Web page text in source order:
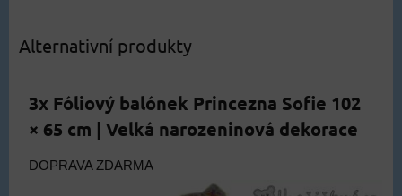
Alternativní produkty
3x Fóliový balónek Princezna Sofie 102
× 65 cm | Velká narozeninová dekorace
DOPRAVA ZDARMA